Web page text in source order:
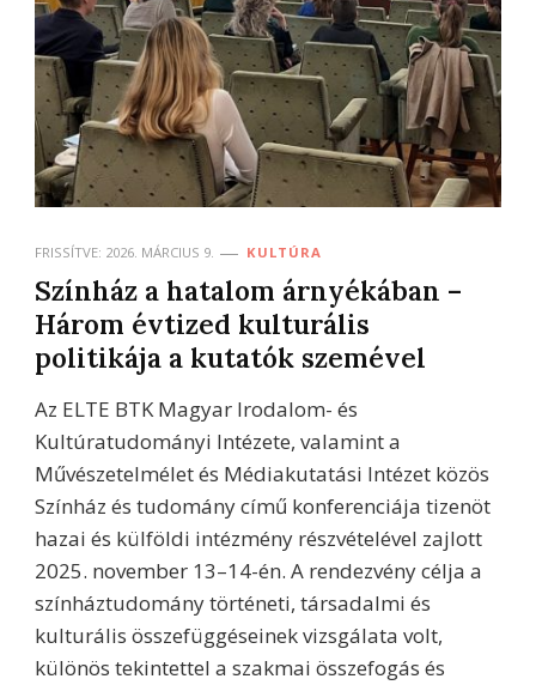
FRISSÍTVE: 2026. MÁRCIUS 9. KULTÚRA
Színház a hatalom árnyékában –
Három évtized kulturális
politikája a kutatók szemével
Az ELTE BTK Magyar Irodalom- és
Kultúratudományi Intézete, valamint a
Művészetelmélet és Médiakutatási Intézet közös
Színház és tudomány című konferenciája tizenöt
hazai és külföldi intézmény részvételével zajlott
2025. november 13–14-én. A rendezvény célja a
színháztudomány történeti, társadalmi és
kulturális összefüggéseinek vizsgálata volt,
különös tekintettel a szakmai összefogás és